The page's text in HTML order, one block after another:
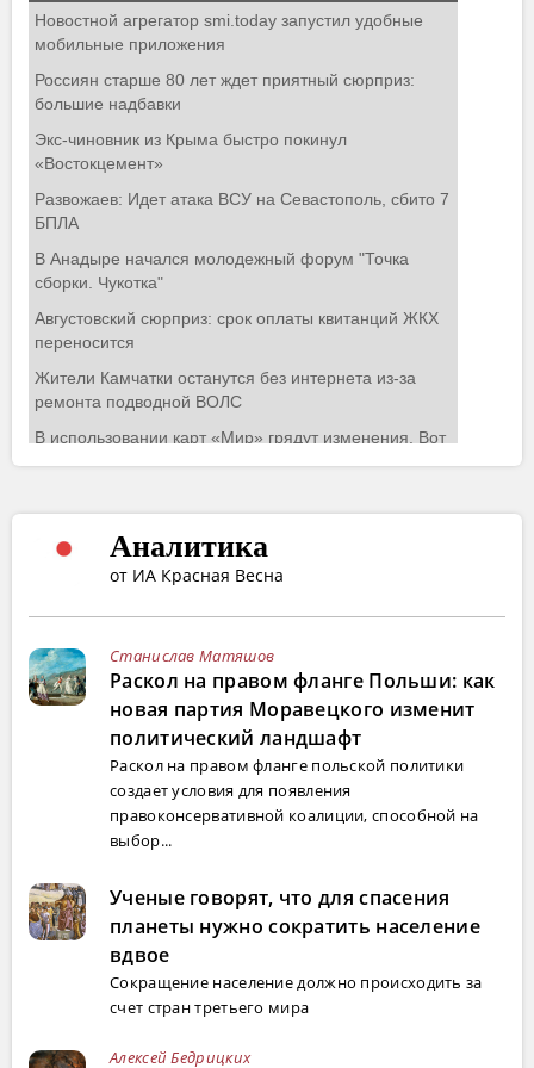
Аналитика
от ИА Красная Весна
Станислав Матяшов
Раскол на правом фланге Польши: как
новая партия Моравецкого изменит
политический ландшафт
Раскол на правом фланге польской политики
создает условия для появления
правоконсервативной коалиции, способной на
выбор...
Ученые говорят, что для спасения
планеты нужно сократить население
вдвое
Сокращение население должно происходить за
счет стран третьего мира
Алексей Бедрицких